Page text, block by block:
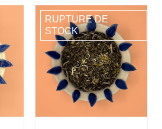
RUPTURE DE
STOCK